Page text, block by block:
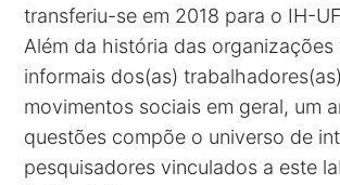
transferiu-se em 2018 para o IH-
Além da história das organizações
informais dos(as)
movimentos sociais em geral, um
questões compõe o universo de
pesquisadores vinculados a este